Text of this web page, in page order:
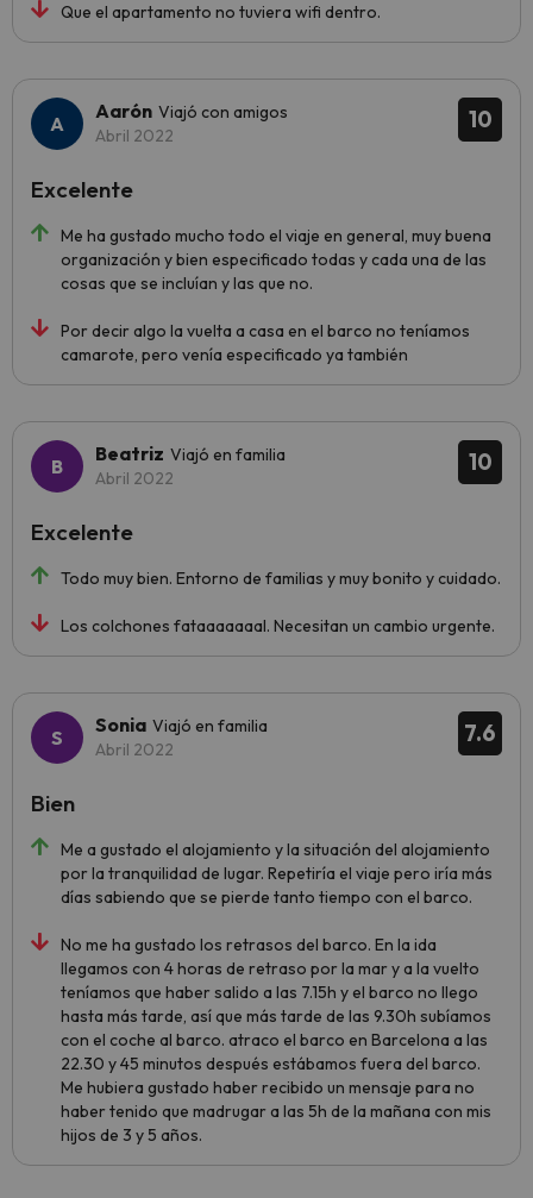
Que el apartamento no tuviera wifi dentro.
10
Aarón Viajó con amigos
Abril 2022
Me ha gustado mucho todo el viaje en general, muy buena
organización y bien especificado todas y cada una de las
cosas que se incluían y las que no.
Por decir algo la vuelta a casa en el barco no teníamos
camarote, pero venía especificado ya también
Excelente
10
Beatriz Viajó en familia
Abril 2022
Todo muy bien. Entorno de familias y muy bonito y cuidado.
Los colchones fataaaaaaal. Necesitan un cambio urgente.
Excelente
7.6
Sonia Viajó en familia
Abril 2022
Me a gustado el alojamiento y la situación del alojamiento
por la tranquilidad de lugar. Repetiría el viaje pero iría más
días sabiendo que se pierde tanto tiempo con el barco.
No me ha gustado los retrasos del barco. En la ida
llegamos con 4 horas de retraso por la mar y a la vuelto
teníamos que haber salido a las 7.15h y el barco no llego
hasta más tarde, así que más tarde de las 9.30h subíamos
con el coche al barco. atraco el barco en Barcelona a las
22.30 y 45 minutos después estábamos fuera del barco.
Me hubiera gustado haber recibido un mensaje para no
haber tenido que madrugar a las 5h de la mañana con mis
hijos de 3 y 5 años.
Bien